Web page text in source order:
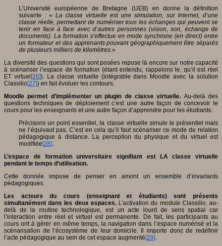
L’Université européenne de Bretagne (UEB) en donne la définition
suivante : « La classe virtuelle est une simulation, sur Internet, d’une
classe réelle, permettant de numériser tous les échanges qui peuvent se
tenir en face à face avec d’autres personnes (vision, son, échange de
documents). La formation s’effectue en mode synchrone (en direct) entre
un formateur et des apprenants pouvant géographiquement être séparés
de plusieurs milliers de kilomètres.»
La diversité des questions qui sont posées repose là encore sur notre capacité
à scénariser l’espace de formation (étant entendu, rappelons le, qu’il est réel
ET virtuel [26]). La classe virtuelle (intégrable dans Moodle avec la solution
Classilio[27]) en fait évoluer les contours.
Moodle permet d’implémenter un plugin de classe virtuelle. Au-delà des
questions techniques de déploiement c’est une autre façon de concevoir le
cours pour les enseignants et une autre façon d’apprendre pour les étudiants.
Précisons un point essentiel, la classe virtuelle simule le présentiel mais
ne l’équivaut pas. C’est en cela qu’il faut scénariser ce mode de relation
pédagogique à distance. La perception du physique et du virtuel est
modifiée [28].
L’espace de formation universitaire signifiant est LA classe virtuelle
pendant le temps d’utilisation.
Cette donnée impose de penser en amont un ensemble d’invariants
pédagogiques.
Les acteurs du cours (enseignant et étudiants) sont présents
simultanément dans les deux espaces.L’activation du module Classilio, au-
delà de la routine technologique, est un acte lourd de sens spatial car
l’interaction entre réel et virtuel est permanente. De fait, les participants au
cours ont à gérer en même temps, la navigation dans l’espace numérisé et la
scénarisation de l’écosystème de leur domicile. Il importe donc de redéfinir
l’acte pédagogique au sein de cet espace augmenté [29].